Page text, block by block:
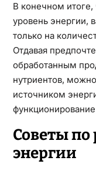
В конечном
уровень энергии,
только на
Отдавая
обработанным
нутриентов,
источником
Советы по
энергии